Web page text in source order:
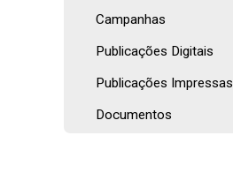
Campanhas
Publicações Digitais
Publicações Impressas
Documentos